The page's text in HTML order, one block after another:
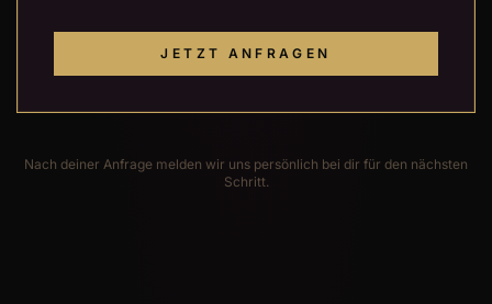
JETZT ANFRAGEN
Nach deiner Anfrage melden wir uns persönlich bei dir für den nächsten
Schritt.